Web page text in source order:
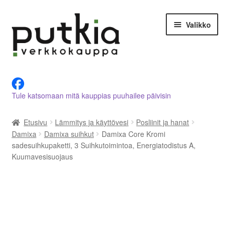
navigointiin
sisältöön
Valikko
Tietoja meistä
Asiakastilini
Ostoskori
Tule katsomaan mitä kauppias puuhailee päivisin
Etusivu Lämmitys ja käyttövesi
Posliinit ja hanat
Damixa
Damixa suihkut
Damixa Core Kromi
sadesuihkupaketti, 3 Suihkutoimintoa, Energiatodistus A,
Kuumavesisuojaus